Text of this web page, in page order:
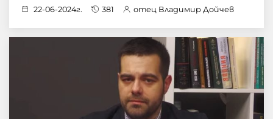
22-06-2024г. 381 отец Владимир Дойчев